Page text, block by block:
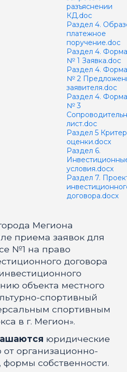
разъяснении
КД.doc
Раздел 4.
платежное
поручение.doc
Раздел 4. Форма
№ 1 Заявка.doc
Раздел 4. Форма
№ 2
заявителя.doc
Раздел 4. Форма
№ 3
лист.doc
Раздел 5
оценки.docx
Раздел 6.
условия.docx
Раздел 7.
договора.docx
Мегиона
приема заявок для
№1 на право
договора
объекта местного
спортивный
спортивным
в г. Мегион».
юридические
организационно-
собственности.